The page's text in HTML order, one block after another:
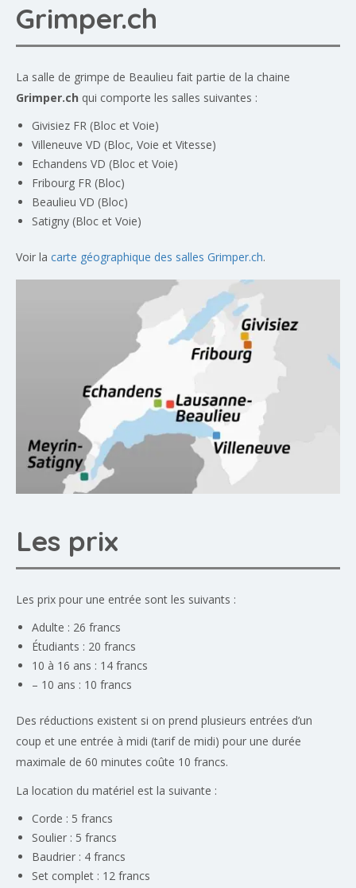
Grimper.ch
La salle de grimpe de Beaulieu fait partie de la chaine
Grimper.ch qui comporte les salles suivantes :
Givisiez FR (Bloc et Voie)
Villeneuve VD (Bloc, Voie et Vitesse)
Echandens VD (Bloc et Voie)
Fribourg FR (Bloc)
Beaulieu VD (Bloc)
Satigny (Bloc et Voie)
Voir la carte géographique des salles Grimper.ch.
Les prix
Les prix pour une entrée sont les suivants :
Adulte : 26 francs
Étudiants : 20 francs
10 à 16 ans : 14 francs
– 10 ans : 10 francs
Des réductions existent si on prend plusieurs entrées d’un
coup et une entrée à midi (tarif de midi) pour une durée
maximale de 60 minutes coûte 10 francs.
La location du matériel est la suivante :
Corde : 5 francs
Soulier : 5 francs
Baudrier : 4 francs
Set complet : 12 francs